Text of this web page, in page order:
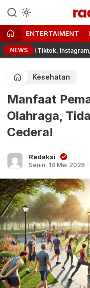
Terkini
ENTERTAIMENT
NEWS
di Tiktok, Instagram, dan
Kesehatan
Manfaat
Olahraga,
Cedera!
Redaksi
Senin, 18 Mei 2026 -